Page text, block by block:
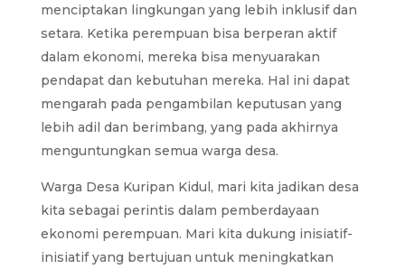
menciptakan lingkungan yang lebih inklusif dan
setara. Ketika perempuan bisa berperan aktif
dalam ekonomi, mereka bisa menyuarakan
pendapat dan kebutuhan mereka. Hal ini dapat
mengarah pada pengambilan keputusan yang
lebih adil dan berimbang, yang pada akhirnya
menguntungkan semua warga desa.
Warga Desa Kuripan Kidul, mari kita jadikan desa
kita sebagai perintis dalam pemberdayaan
ekonomi perempuan. Mari kita dukung inisiatif-
inisiatif yang bertujuan untuk meningkatkan